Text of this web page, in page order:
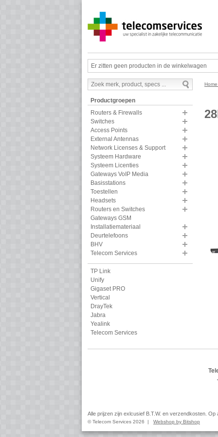
Er zitten geen producten in de winkelwagen
Productgroepen
Routers & Firewalls
Switches
Access Points
External Antennas
Network Licenses & Support
Systeem Hardware
Systeem Licenties
Gateways VoIP Media
Basisstations
Toestellen
Headsets
Routers en Switches
Gateways GSM
Installatiemateriaal
Deurtelefoons
BHV
Telecom Services
TP Link
Unify
Gigaset PRO
Vertical
DrayTek
Jabra
Yealink
Telecom Services
Home
Alle prijzen zijn exlcusief B.T.W. en verzendkosten.
© Telecom Services 2026 | Webshop by Bitshop